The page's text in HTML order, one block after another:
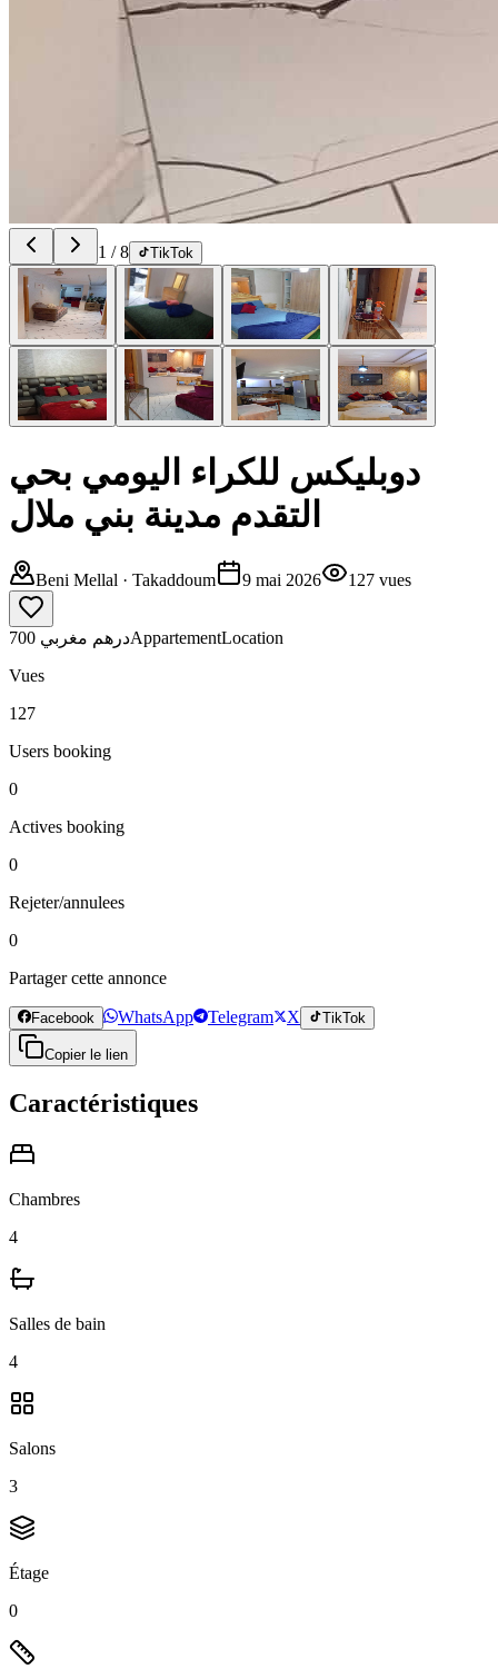
1 /8 TikTok
دوبليكس للكراء اليومي بحي
التقدم مدينة بني ملال
Beni Mellal · Takaddoum 9 mai 2026 127 vues
700 درهم مغربيAppartementLocation
Vues
127
Users booking
0
Actives booking
0
Rejeter/annulees
0
Partager cette annonce
Facebook WhatsApp Telegram X TikTok
Copier le lien
Caractéristiques
Chambres
4
Salles de bain
4
Salons
3
Étage
0